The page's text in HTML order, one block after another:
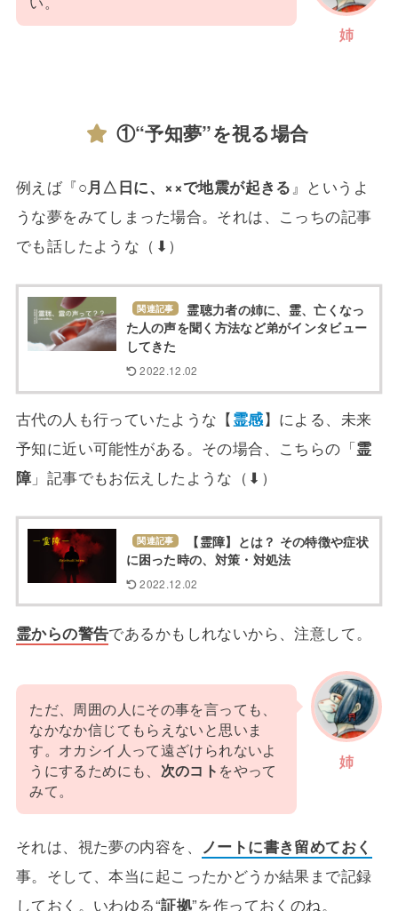
姉
①“予知夢”を視る場合
例えば『○月△日に、××で地震が起きる』というよ
うな夢をみてしまった場合。それは、こっちの記事
でも話したような（⬇）
関連記事
霊聴力者の姉に、霊、亡くなっ
た人の声を聞く方法など弟がインタビュー
してきた
2022.12.02
古代の人も行っていたような【霊感】による、未来
予知に近い可能性がある。その場合、こちらの「霊
障 」記事でもお伝えしたような（⬇）
関連記事
【霊障】とは？ その特徴や症状
に困った時の、対策・対処法
2022.12.02
霊からの警告であるかもしれないから、注意して。
姉
ただ、周囲の人にその事を言っても、
なかなか信じてもらえないと思いま
す。オカシイ人って遠ざけられないよ
うにするためにも、 次のコト をやって
みて。
それは、視た夢の内容を、 ノートに書き留めておく
事。そして、本当に起こったかどうか結果まで記録
しておく。いわゆる“証拠”を作っておくのね。